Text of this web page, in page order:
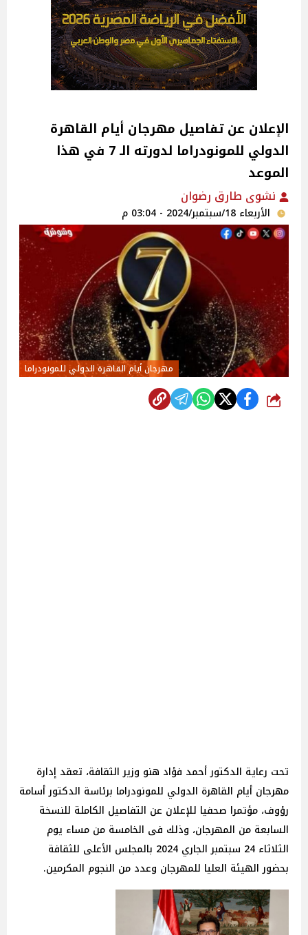
الإعلان عن تفاصيل مهرجان أيام القاهرة
الدولي للمونودراما لدورته الـ 7 في هذا
الموعد
نشوى طارق رضوان
الأربعاء 18/سبتمبر/2024 - 03:04 م
مهرجان أيام القاهرة الدولي للمونودراما
شارك
تحت رعاية الدكتور أحمد فؤاد هنو وزير الثقافة، تعقد إدارة
مهرجان أيام القاهرة الدولي للمونودراما برئاسة الدكتور أسامة
رؤوف، مؤتمرا صحفيا للإعلان عن التفاصيل الكاملة للنسخة
السابعة من المهرجان، وذلك فى الخامسة من مساء يوم
الثلاثاء 24 سبتمبر الجاري 2024 بالمجلس الأعلى للثقافة
بحضور الهيئة العليا للمهرجان وعدد من النجوم المكرمين.